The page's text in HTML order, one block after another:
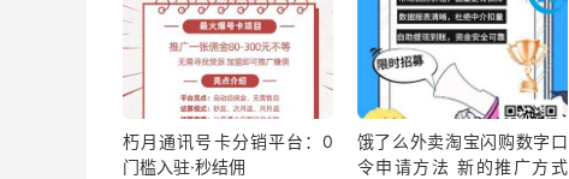
朽月通讯号卡分销平台：0
门槛入驻·秒结佣
饿了么外卖淘宝闪购数字口
令申请方法 新的推广方式